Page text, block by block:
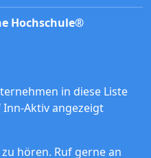
Hochschule®
in diese Liste
Aktiv angezeigt
hören. Ruf gerne an